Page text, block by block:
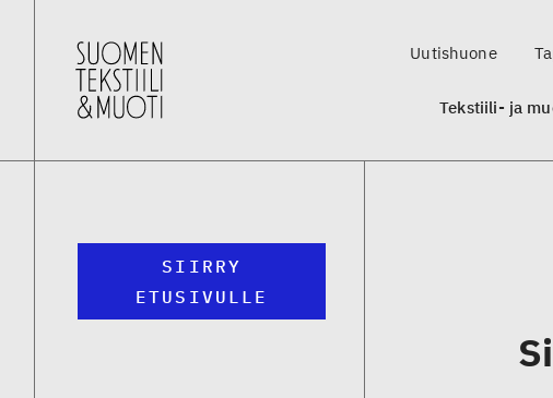
Uutishuone
Tekstiili- ja
SIIRRY
ETUSIVULLE